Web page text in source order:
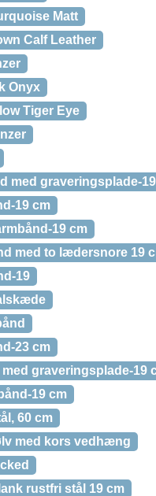
Matt
Calf Leather
Onyx
Tiger Eye
med graveringsplade-
19 cm
19 cm
med to lædersnore 19
19
23 cm
graveringsplade-19
19 cm
60 cm
med kors vedhæng
rustfri stål 19 cm